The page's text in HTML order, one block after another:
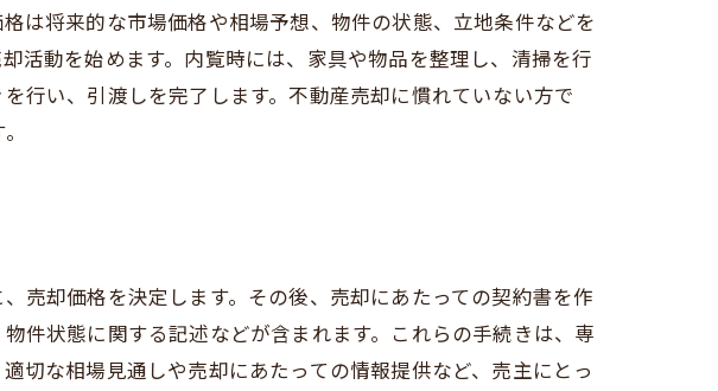
は将来的な市場価格や相場予想、物件の状態、立地条件などを
活動を始めます。内覧時には、家具や物品を整理し、清掃を行
行い、引渡しを完了します。不動産売却に慣れていない方で
売却価格を決定します。その後、売却にあたっての契約書を作
件状態に関する記述などが含まれます。これらの手続きは、専
切な相場見通しや売却にあたっての情報提供など、売主にとっ